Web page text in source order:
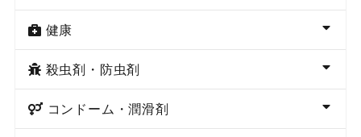
健康
殺虫剤・防虫剤
コンドーム・潤滑剤